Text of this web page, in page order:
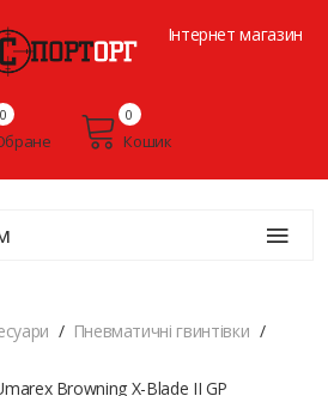
Інтернет магазин
0
Кошик
0
Пневматичні гвинтівки
Browning X-Blade II GP